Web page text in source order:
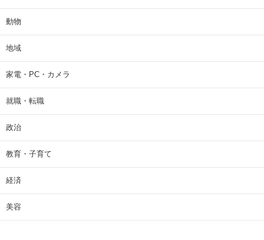
動物
地域
家電・PC・カメラ
就職・転職
政治
教育・子育て
経済
美容